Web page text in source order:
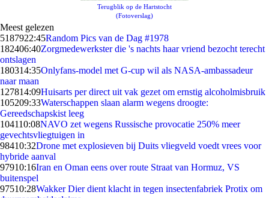
Terugblik op de Hartstocht
(Fotoverslag)
Meest gelezen
5187922:45Random Pics van de Dag #1978
182406:40Zorgmedewerkster die 's nachts haar vriend bezocht terecht
ontslagen
180314:35Onlyfans-model met G-cup wil als NASA-ambassadeur
naar maan
127814:09Huisarts per direct uit vak gezet om ernstig alcoholmisbruik
105209:33Waterschappen slaan alarm wegens droogte:
Gereedschapskist leeg
104110:08NAVO zet wegens Russische provocatie 250% meer
gevechtsvliegtuigen in
98410:32Drone met explosieven bij Duits vliegveld voedt vrees voor
hybride aanval
97910:16Iran en Oman eens over route Straat van Hormuz, VS
buitenspel
97510:28Wakker Dier dient klacht in tegen insectenfabriek Protix om